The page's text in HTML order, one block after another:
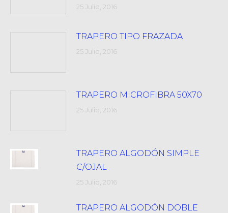
25 Julio, 2016
TRAPERO TIPO FRAZADA
25 Julio, 2016
TRAPERO MICROFIBRA 50X70
25 Julio, 2016
TRAPERO ALGODÓN SIMPLE
C/OJAL
25 Julio, 2016
TRAPERO ALGODÓN DOBLE